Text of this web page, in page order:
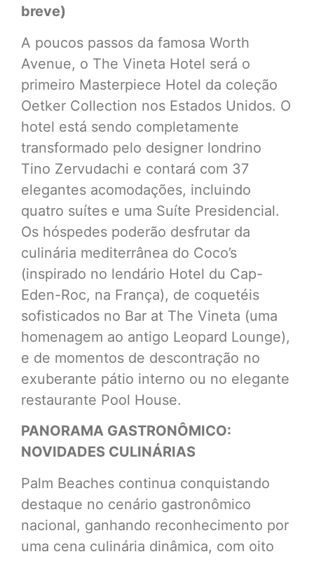
breve)
A poucos passos da famosa Worth
Avenue, o The Vineta Hotel será o
primeiro Masterpiece Hotel da coleção
Oetker Collection nos Estados Unidos. O
hotel está sendo completamente
transformado pelo designer londrino
Tino Zervudachi e contará com 37
elegantes acomodações, incluindo
quatro suítes e uma Suíte Presidencial.
Os hóspedes poderão desfrutar da
culinária mediterrânea do Coco’s
(inspirado no lendário Hotel du Cap-
Eden-Roc, na França), de coquetéis
sofisticados no Bar at The Vineta (uma
homenagem ao antigo Leopard Lounge),
e de momentos de descontração no
exuberante pátio interno ou no elegante
restaurante Pool House.
PANORAMA GASTRONÔMICO:
NOVIDADES CULINÁRIAS
Palm Beaches continua conquistando
destaque no cenário gastronômico
nacional, ganhando reconhecimento por
uma cena culinária dinâmica, com oito